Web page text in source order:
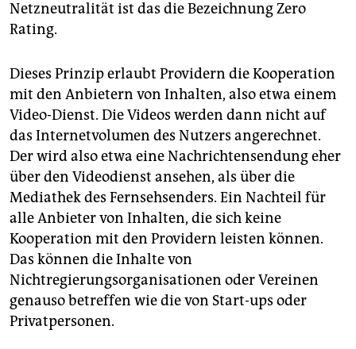
Netzneutralität ist das die Bezeichnung Zero
Rating.
Dieses Prinzip erlaubt Providern die Kooperation
mit den Anbietern von Inhalten, also etwa einem
Video-Dienst. Die Videos werden dann nicht auf
das Internetvolumen des Nutzers angerechnet.
Der wird also etwa eine Nachrichtensendung eher
über den Videodienst ansehen, als über die
Mediathek des Fernsehsenders. Ein Nachteil für
alle Anbieter von Inhalten, die sich keine
Kooperation mit den Providern leisten können.
Das können die Inhalte von
Nichtregierungsorganisationen oder Vereinen
genauso betreffen wie die von Start-ups oder
Privatpersonen.